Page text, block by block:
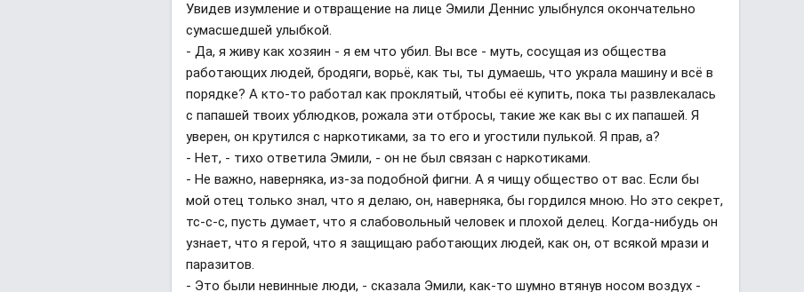
Увидев изумление и отвращение на лице Эмили Деннис улыбнулся окончательно
сумасшедшей улыбкой.
- Да, я живу как хозяин - я ем что убил. Вы все - муть, сосущая из общества
работающих людей, бродяги, ворьё, как ты, ты думаешь, что украла машину и всё в
порядке? А кто-то работал как проклятый, чтобы её купить, пока ты развлекалась
с папашей твоих ублюдков, рожала эти отбросы, такие же как вы с их папашей. Я
уверен, он крутился с наркотиками, за то его и угостили пулькой. Я прав, а?
- Нет, - тихо ответила Эмили, - он не был связан с наркотиками.
- Не важно, наверняка, из-за подобной фигни. А я чищу общество от вас. Если бы
мой отец только знал, что я делаю, он, наверняка, бы гордился мною. Но это секрет,
тс-с-с, пусть думает, что я слабовольный человек и плохой делец. Когда-нибудь он
узнает, что я герой, что я защищаю работающих людей, как он, от всякой мрази и
паразитов.
- Это были невинные люди, - сказала Эмили, как-то шумно втянув носом воздух -